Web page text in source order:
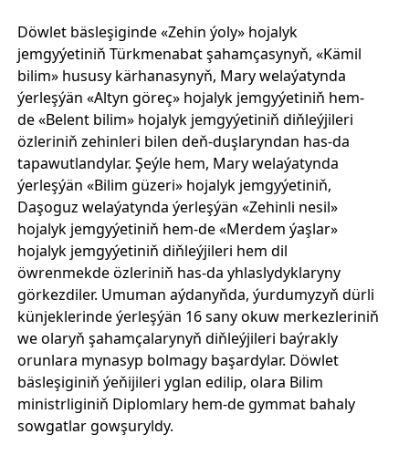
Döwlet bäsleşiginde «Zehin ýoly» hojalyk
jemgyýetiniň Türkmenabat şahamçasynyň, «Kämil
bilim» hususy kärhanasynyň, Mary welaýatynda
ýerleşýän «Altyn göreç» hojalyk jemgyýetiniň hem-
de «Belent bilim» hojalyk jemgyýetiniň diňleýjileri
özleriniň zehinleri bilen deň-duşlaryndan has-da
tapawutlandylar. Şeýle hem, Mary welaýatynda
ýerleşýän «Bilim güzeri» hojalyk jemgyýetiniň,
Daşoguz welaýatynda ýerleşýän «Zehinli nesil»
hojalyk jemgyýetiniň hem-de «Merdem ýaşlar»
hojalyk jemgyýetiniň diňleýjileri hem dil
öwrenmekde özleriniň has-da yhlaslydyklaryny
görkezdiler. Umuman aýdanyňda, ýurdumyzyň dürli
künjeklerinde ýerleşýän 16 sany okuw merkezleriniň
we olaryň şahamçalarynyň diňleýjileri baýrakly
orunlara mynasyp bolmagy başardylar. Döwlet
bäsleşiginiň ýeňijileri yglan edilip, olara Bilim
ministrliginiň Diplomlary hem-de gymmat bahaly
sowgatlar gowşuryldy.